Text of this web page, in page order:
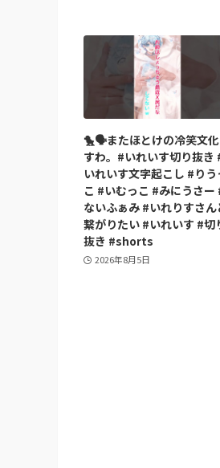
🐤🗣️またほとけの冷笑文
すわ。#いれいす切り抜き
いれいす文字起こし #りう
こ #いむっこ #みにうさー
ないふぁみ #いれりすさん
繋がりたい #いれいす #切
抜き #shorts
2026年8月5日